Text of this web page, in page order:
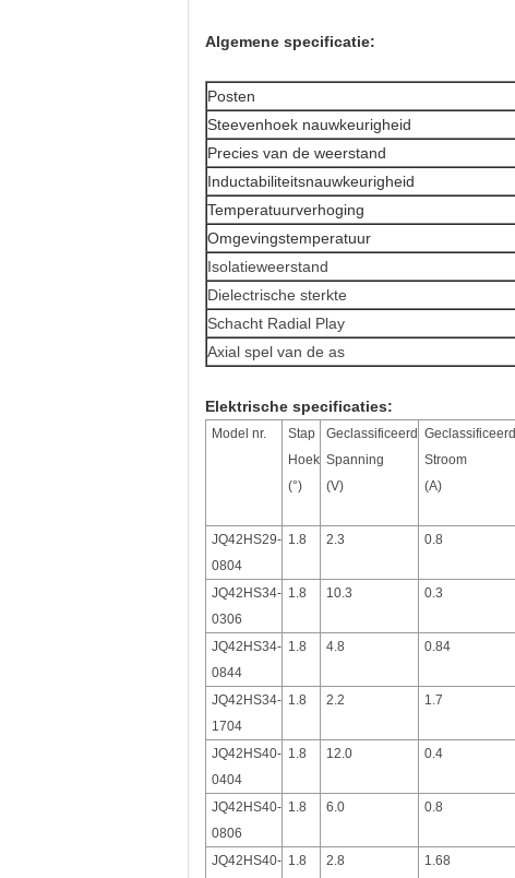
Algemene specificatie:
Posten
Steevenhoek nauwkeurigheid
Precies van de weerstand
Inductabiliteitsnauwkeurigheid
Temperatuurverhoging
Omgevingstemperatuur
Isolatieweerstand
Dielectrische sterkte
Schacht Radial Play
Axial spel van de as
Elektrische specificaties:
Model nr.
Stap
Hoek
(°)
Geclassificeerd
Spanning
(V)
Geclassificeerd
Stroom
(A)
JQ42HS29-
0804
1.8 2.3 0.8
JQ42HS34-
0306
1.8 10.3 0.3
JQ42HS34-
0844
1.8 4.8 0.84
JQ42HS34-
1704
1.8 2.2 1.7
JQ42HS40-
0404
1.8 12.0 0.4
JQ42HS40-
0806
1.8 6.0 0.8
JQ42HS40- 1.8 2.8 1.68